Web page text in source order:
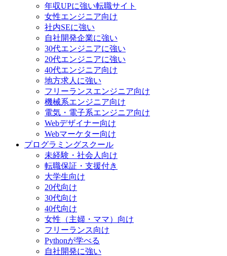
年収UPに強い転職サイト
女性エンジニア向け
社内SEに強い
自社開発企業に強い
30代エンジニアに強い
20代エンジニアに強い
40代エンジニア向け
地方求人に強い
フリーランスエンジニア向け
機械系エンジニア向け
電気・電子系エンジニア向け
Webデザイナー向け
Webマーケター向け
プログラミングスクール
未経験・社会人向け
転職保証・支援付き
大学生向け
20代向け
30代向け
40代向け
女性（主婦・ママ）向け
フリーランス向け
Pythonが学べる
自社開発に強い